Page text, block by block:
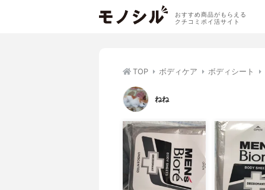
おすすめ商品がもらえる
クチコミポイ活サイト
TOP ボディケア ボディシート
ねね